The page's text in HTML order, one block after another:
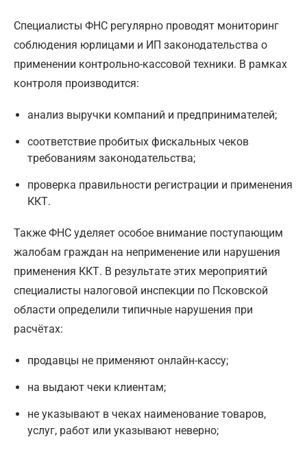
Специалисты ФНС регулярно проводят мониторинг
соблюдения юрлицами и ИП законодательства о
применении контрольно-кассовой техники. В рамках
контроля производится:
анализ выручки компаний и предпринимателей;
соответствие пробитых фискальных чеков
требованиям законодательства;
проверка правильности регистрации и применения
ККТ.
Также ФНС уделяет особое внимание поступающим
жалобам граждан на неприменение или нарушения
применения ККТ. В результате этих мероприятий
специалисты налоговой инспекции по Псковской
области определили типичные нарушения при
расчётах:
продавцы не применяют онлайн-кассу;
на выдают чеки клиентам;
не указывают в чеках наименование товаров,
услуг, работ или указывают неверно;